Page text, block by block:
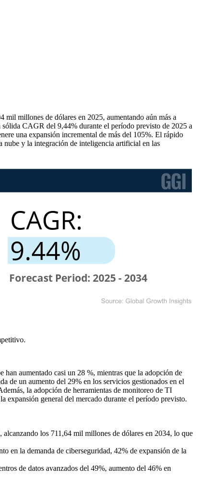
millones de dólares en 2025, aumentando aún más a
CAGR del 9,44% durante el período previsto de 2025 a
una expansión incremental de más del 105%. El rápido
nube y la integración de inteligencia artificial en las
.
aumentado casi un 28 %, mientras que la adopción de
de un aumento del 29% en los servicios gestionados en el
la adopción de herramientas de monitoreo de TI
expansión general del mercado durante el período previsto.
los 711,64 mil millones de dólares en 2034, lo que
en la demanda de ciberseguridad, 42% de expansión de la
de datos avanzados del 49%, aumento del 46% en